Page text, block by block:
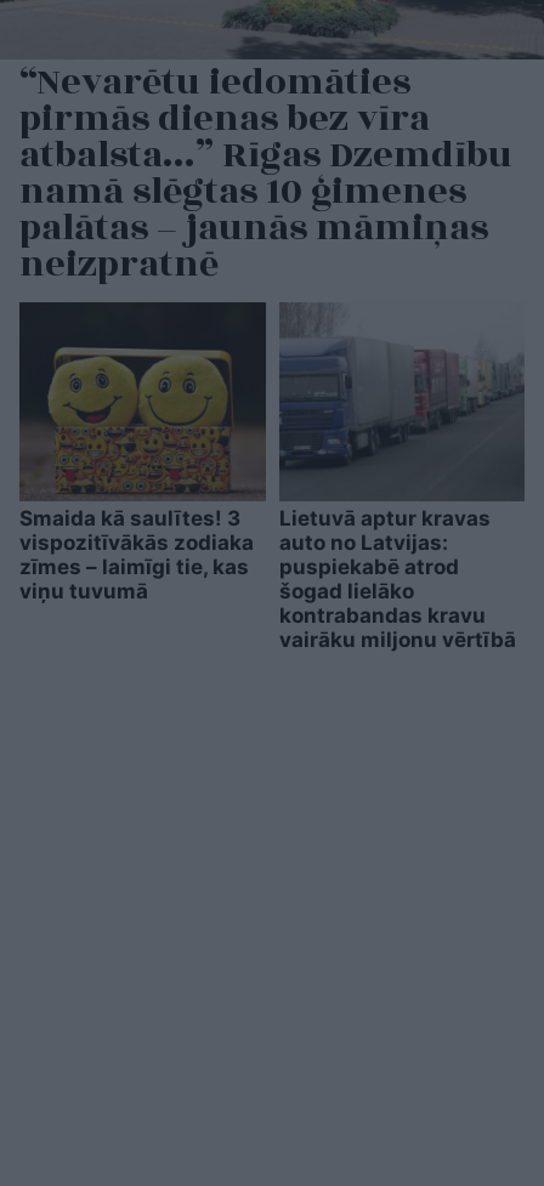
“Nevarētu iedomāties
pirmās dienas bez vīra
atbalsta…” Rīgas Dzemdību
namā slēgtas 10 ģimenes
palātas – jaunās māmiņas
neizpratnē
Smaida kā saulītes! 3
vispozitīvākās zodiaka
zīmes – laimīgi tie, kas
viņu tuvumā
Lietuvā aptur kravas
auto no Latvijas:
puspiekabē atrod
šogad lielāko
kontrabandas kravu
vairāku miljonu vērtībā